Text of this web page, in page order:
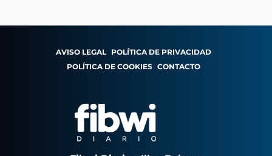
AVISO LEGAL POLÍTICA DE PRIVACIDAD
POLÍTICA DE COOKIES CONTACTO